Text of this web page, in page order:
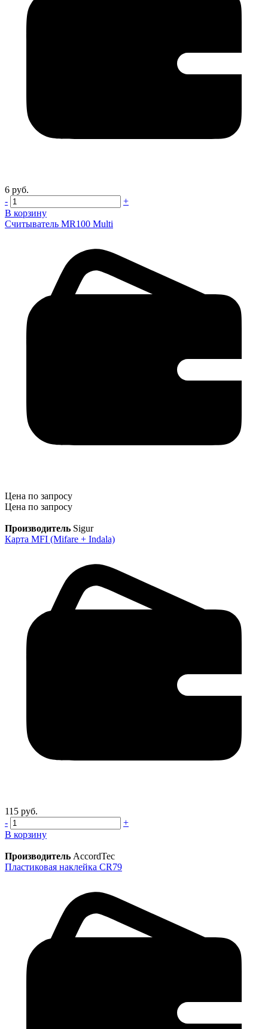
6 руб.
-
+
В корзину
Считыватель MR100 Multi
Цена по запросу
Цена по запросу
Производитель Sigur
Карта MFI (Mifare + Indala)
115 руб.
-
+
В корзину
Производитель AccordTec
Пластиковая наклейка CR79